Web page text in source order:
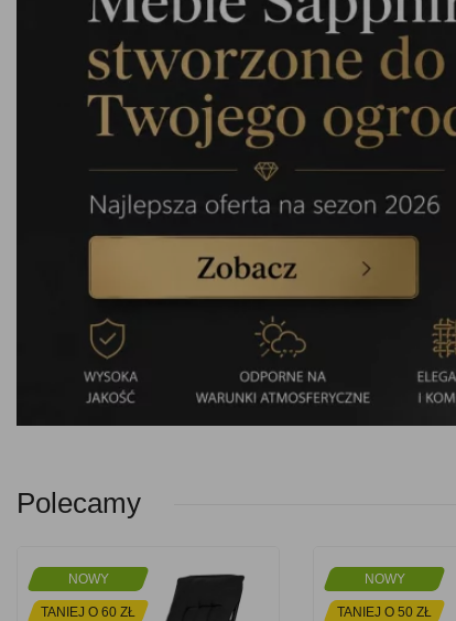
Polecamy
NOWY
TANIEJ O 60 ZŁ
NOWY
TANIEJ O 50 ZŁ